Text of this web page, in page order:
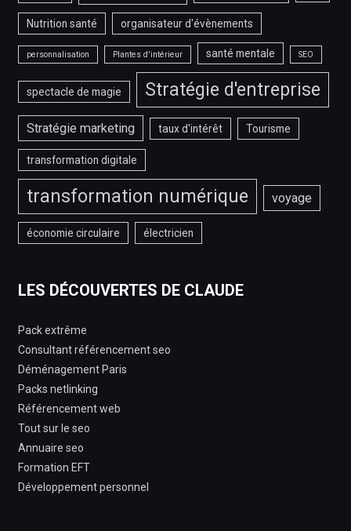
Nutrition santé organisateur d'évènements
personnalisation Plantes d'intérieur santé mentale SEO
spectacle de magie Stratégie d'entreprise
Stratégie marketing taux d'intérêt Tourisme
transformation digitale
transformation numérique voyage
économie circulaire électricien
LES DÉCOUVERTES DE CLAUDE
Pack extrême
Consultant référencement seo
Déménagement Paris
Packs netlinking
Référencement web
Tout sur le seo
Annuaire seo
Formation EFT
Développement personnel